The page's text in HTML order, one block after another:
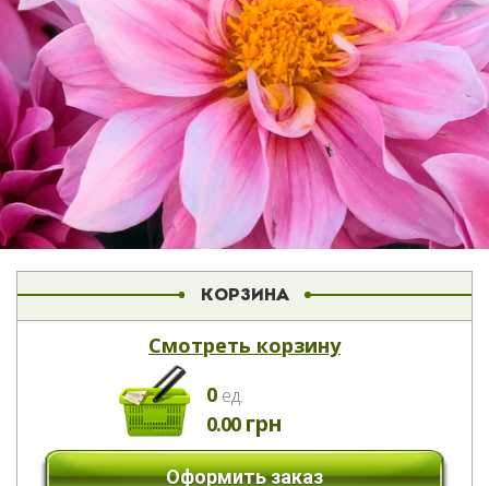
КОРЗИНА
Смотреть корзину
0eд.
0.00 грн
Оформить заказ